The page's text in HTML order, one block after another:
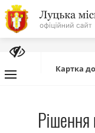
На
головну
Картка
Рішення